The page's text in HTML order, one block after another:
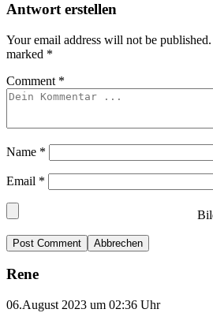
Antwort erstellen
Your email address will not be published.
marked *
Comment *
Name *
Email *
Abbrechen
Rene
06.August 2023 um 02:36 Uhr